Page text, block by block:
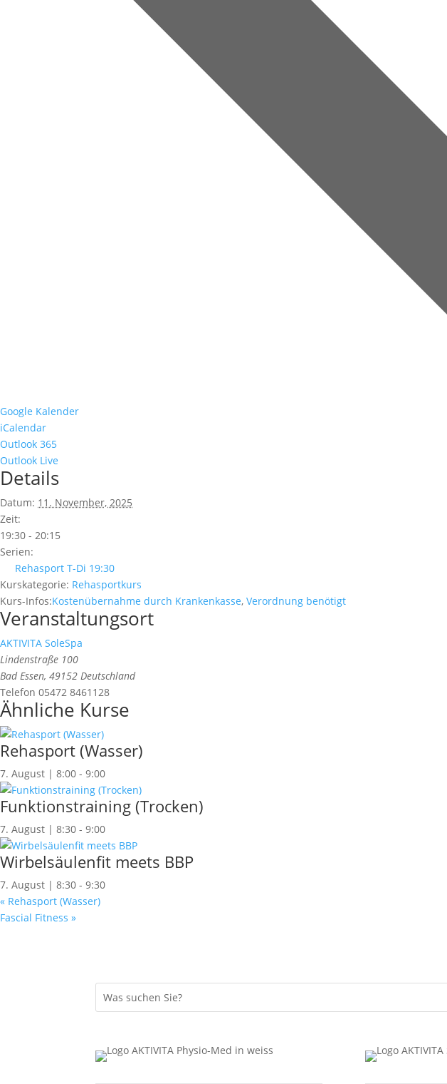
Google Kalender
iCalendar
Outlook 365
Outlook Live
Details
Datum: 11. November, 2025
Zeit:
19:30 - 20:15
Serien:
Rehasport T-Di 19:30
Kurskategorie: Rehasportkurs
Kurs-Infos:Kostenübernahme durch Krankenkasse, Verordnung benötigt
Veranstaltungsort
AKTIVITA SoleSpa
Lindenstraße 100
Bad Essen, 49152 Deutschland
Telefon 05472 8461128
Ähnliche Kurse
Rehasport (Wasser)
7. August | 8:00 - 9:00
Funktionstraining (Trocken)
7. August | 8:30 - 9:00
Wirbelsäulenfit meets BBP
7. August | 8:30 - 9:30
« Rehasport (Wasser)
Fascial Fitness »